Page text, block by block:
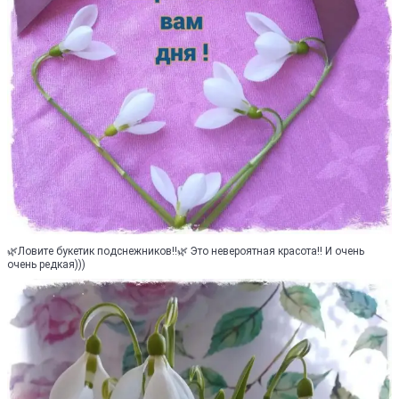
🌿Ловите букетик подснежников!!🌿 Это невероятная красота!! И очень
очень редкая)))